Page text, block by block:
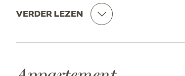
VERDER LEZEN